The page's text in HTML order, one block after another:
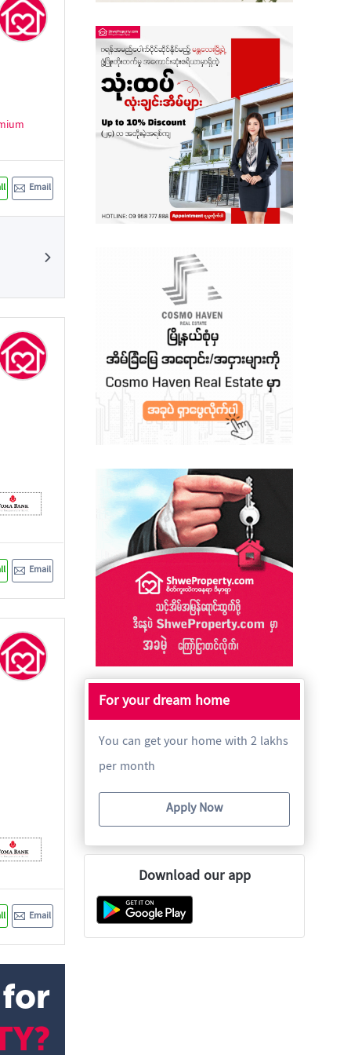
Email
Email
Email
Shan State
Tanintharyi
For your dream home
You can get your home with 2 lakhs
per month
Apply Now
Download our app